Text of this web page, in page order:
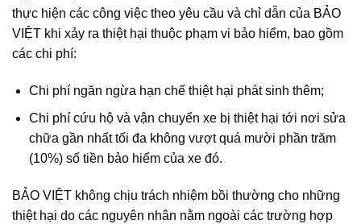
thực hiện các công việc theo yêu cầu và chỉ dẫn của BẢO
VIỆT khi xảy ra thiệt hại thuộc phạm vi bảo hiểm, bao gồm
các chi phí:
Chi phí ngăn ngừa hạn chế thiệt hại phát sinh thêm;
Chi phí cứu hộ và vận chuyển xe bị thiệt hại tới nơi sửa
chữa gần nhất tối đa không vượt quá mười phần trăm
(10%) số tiền bảo hiểm của xe đó.
BẢO VIỆT không chịu trách nhiệm bồi thường cho những
thiệt hại do các nguyên nhân nằm ngoài các trường hợp